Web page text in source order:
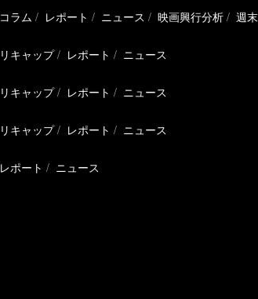
コラム レポート ニュース 映画興行分析 週
リキャップ レポート ニュース
リキャップ レポート ニュース
リキャップ レポート ニュース
レポート ニュース